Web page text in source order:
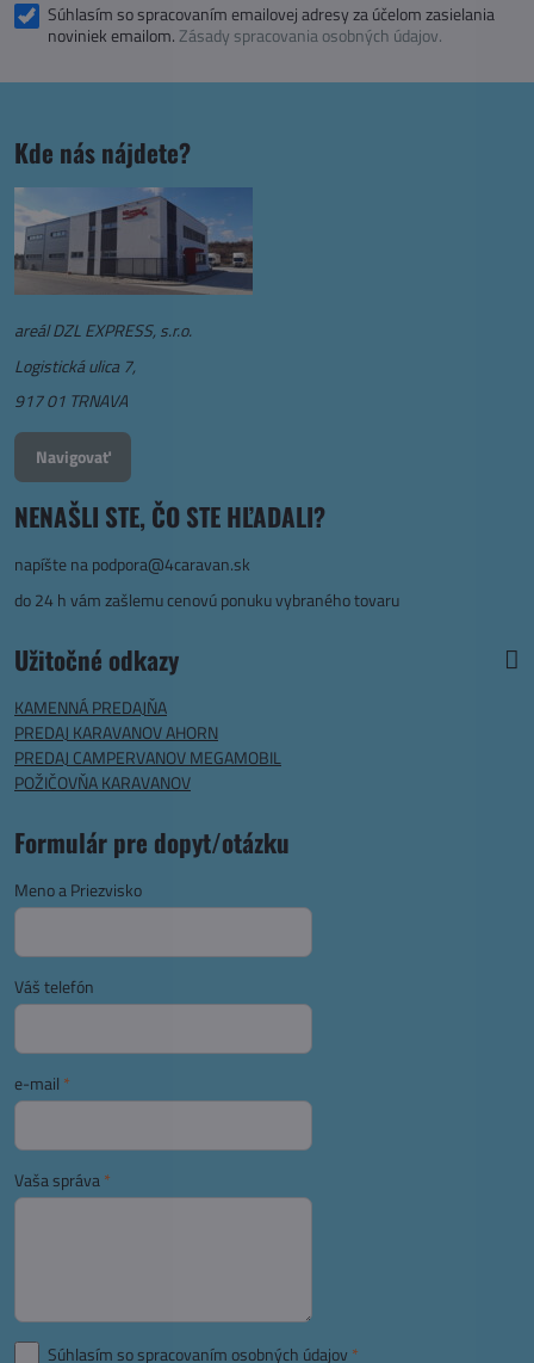
Súhlasím so spracovaním emailovej adresy za účelom zasielania
noviniek emailom.Zásady spracovania osobných údajov.
Kde nás nájdete?
areál DZL EXPRESS, s.r.o.
Logistická ulica 7,
917 01 TRNAVA
Navigovať
NENAŠLI STE, ČO STE HĽADALI?
napíšte napodpora@4caravan.sk
do 24 h vám zašlemu cenovú ponuku vybraného tovaru
Užitočné odkazy
KAMENNÁ PREDAJŇA
PREDAJ KARAVANOV AHORN
PREDAJ CAMPERVANOV MEGAMOBIL
POŽIČOVŇA KARAVANOV
Formulár pre dopyt/otázku
Meno a Priezvisko
Váš telefón
e-mail *
Vaša správa*
Súhlasím so spracovaním osobných údajov *